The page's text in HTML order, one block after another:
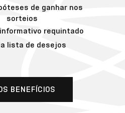
de ganhar nos
sorteios
requintado
lista de desejos
BENEFÍCIOS